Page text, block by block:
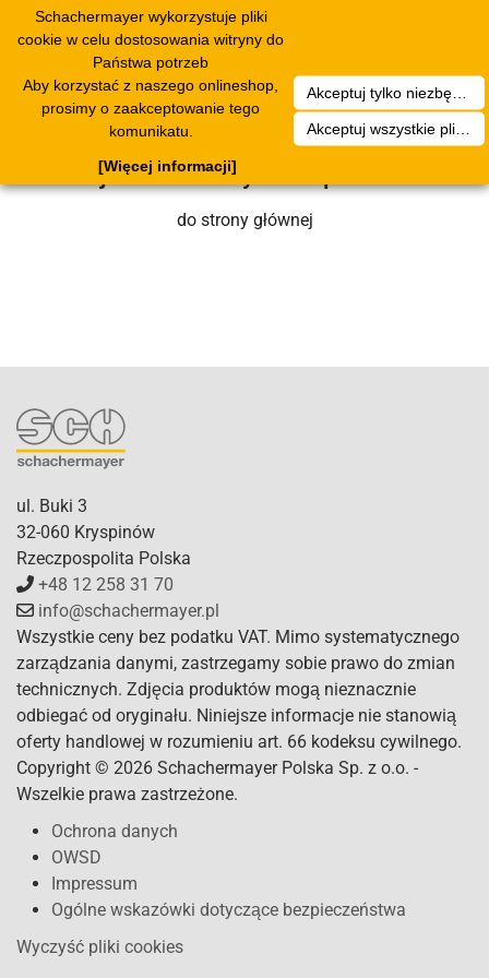
Schachermayer wykorzystuje pliki
cookie w celu dostosowania witryny do
Państwa potrzeb
Aby korzystać z naszego onlineshop,
prosimy o zaakceptowanie tego
komunikatu.
Akceptuj tylko niezbędne pliki cookies
Akceptuj wszystkie pliki cookies
[Więcej informacji]
Niestety wystąpił błąd techniczny. Nasz
zespół serwisowy wkrótce się nim
zajmie. Prosimy o cierpliwość.
do strony głównej
ul. Buki 3
32-060 Kryspinów
Rzeczpospolita Polska
+48 12 258 31 70
info@schachermayer.pl
Wszystkie ceny bez podatku VAT. Mimo systematycznego
zarządzania danymi, zastrzegamy sobie prawo do zmian
technicznych. Zdjęcia produktów mogą nieznacznie
odbiegać od oryginału. Niniejsze informacje nie stanowią
oferty handlowej w rozumieniu art. 66 kodeksu cywilnego.
Copyright © 2026 Schachermayer Polska Sp. z o.o. -
Wszelkie prawa zastrzeżone.
Ochrona danych
OWSD
Impressum
Ogólne wskazówki dotyczące bezpieczeństwa
Wyczyść pliki cookies